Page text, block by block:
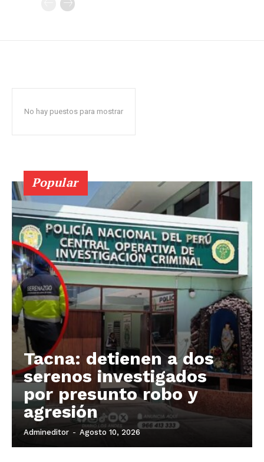
No hay puestos para mostrar
Popular
Tacna: detienen a dos
serenos investigados
por presunto robo y
agresión
Admineditor - Agosto 10, 2026